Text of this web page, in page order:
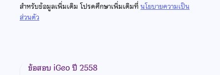
สำหรับข้อมูลเพิ่มเติม โปรดศึกษาเพิ่มเติมที่นโยบายความเป็น
ส่วนตัว
ข้อสอบ iGeo ปี 2558